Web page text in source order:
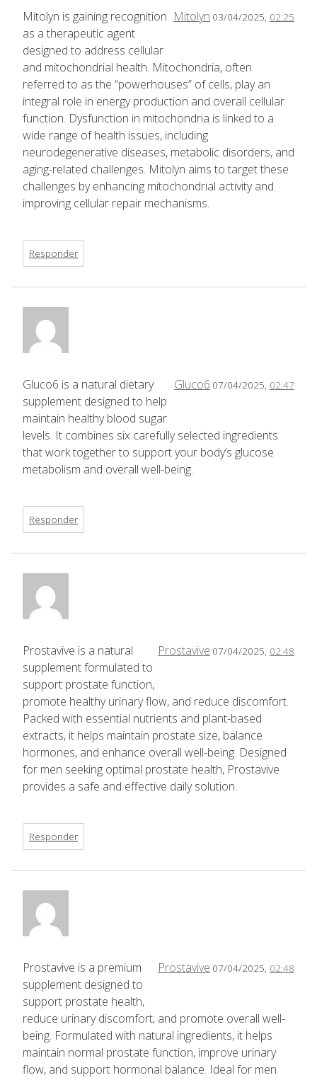
Mitolyn 03/04/2025, 02:25
Mitolyn is gaining recognition
as a therapeutic agent
designed to address cellular
and mitochondrial health. Mitochondria, often
referred to as the “powerhouses” of cells, play an
integral role in energy production and overall cellular
function. Dysfunction in mitochondria is linked to a
wide range of health issues, including
neurodegenerative diseases, metabolic disorders, and
aging-related challenges. Mitolyn aims to target these
challenges by enhancing mitochondrial activity and
improving cellular repair mechanisms.
Responder
Gluco6 07/04/2025, 02:47
Gluco6 is a natural dietary
supplement designed to help
maintain healthy blood sugar
levels. It combines six carefully selected ingredients
that work together to support your body’s glucose
metabolism and overall well-being.
Responder
Prostavive 07/04/2025, 02:48
Prostavive is a natural
supplement formulated to
support prostate function,
promote healthy urinary flow, and reduce discomfort.
Packed with essential nutrients and plant-based
extracts, it helps maintain prostate size, balance
hormones, and enhance overall well-being. Designed
for men seeking optimal prostate health, Prostavive
provides a safe and effective daily solution.
Responder
Prostavive 07/04/2025, 02:48
Prostavive is a premium
supplement designed to
support prostate health,
reduce urinary discomfort, and promote overall well-
being. Formulated with natural ingredients, it helps
maintain normal prostate function, improve urinary
flow, and support hormonal balance. Ideal for men